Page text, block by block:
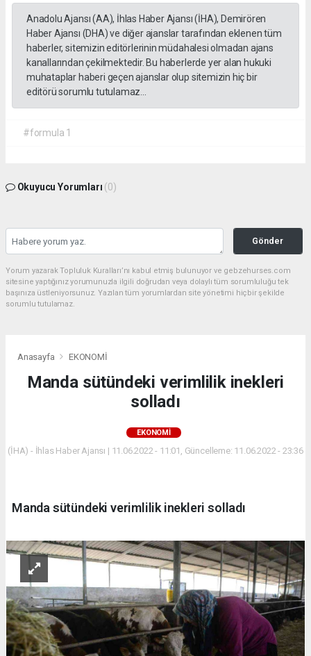
Anadolu Ajansı (AA), İhlas Haber Ajansı (İHA), Demirören
Haber Ajansı (DHA) ve diğer ajanslar tarafından eklenen tüm
haberler, sitemizin editörlerinin müdahalesi olmadan ajans
kanallarından çekilmektedir. Bu haberlerde yer alan hukuki
muhataplar haberi geçen ajanslar olup sitemizin hiç bir
editörü sorumlu tutulamaz...
#formula 1
Okuyucu Yorumları (0)
Gönder
Yorum yazarak Topluluk Kuralları’nı kabul etmiş bulunuyor ve gebzehurses.com
sitesine yaptığınız yorumunuzla ilgili doğrudan veya dolaylı tüm sorumluluğu tek
başınıza üstleniyorsunuz. Yazılan tüm yorumlardan site yönetimi hiçbir şekilde
sorumlu tutulamaz.
Anasayfa EKONOMİ
Manda sütündeki verimlilik inekleri
solladı
EKONOMİ
(İHA) - İhlas Haber Ajansı | 11.06.2022 - 11:01, Güncelleme: 11.06.2022 - 23:36
Manda sütündeki verimlilik inekleri solladı